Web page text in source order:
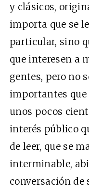
y clásicos,
importa que se
particular, sino
que interesen a
gentes, pero no
importantes que
unos pocos
interés público
de leer, que se
interminable,
conversación de